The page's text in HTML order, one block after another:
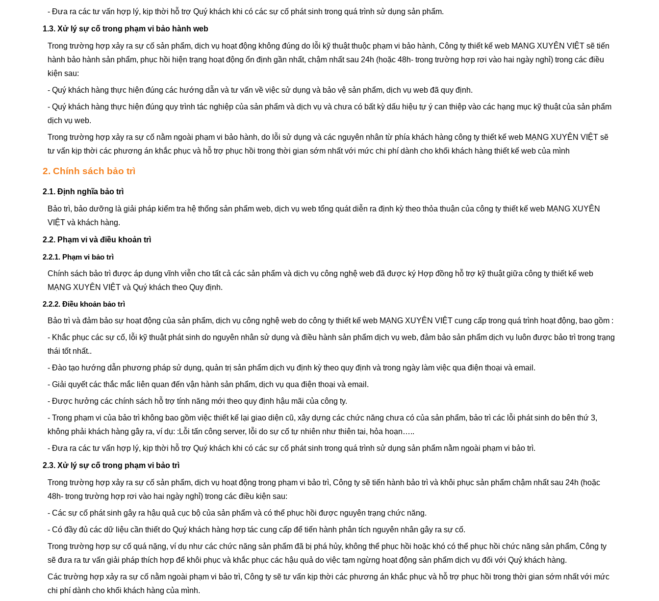
- Đưa ra các tư vấn hợp lý, kịp thời hỗ trợ Quý khách khi có các sự cố phát sinh trong quá trình sử dụng sản phẩm.
1.3. Xử lý sự cố trong phạm vi bảo hành web
Trong trường hợp xảy ra sự cố sản phẩm, dịch vụ hoạt động không đúng do lỗi kỹ thuật thuộc phạm vi bảo hành, Công ty thiết kế web MẠNG XUYÊN VIỆT sẽ tiến
hành bảo hành sản phẩm, phục hồi hiện trạng hoạt động ổn định gần nhất, chậm nhất sau 24h (hoặc 48h- trong trường hợp rơi vào hai ngày nghỉ) trong các điều
kiện sau:
- Quý khách hàng thực hiện đúng các hướng dẫn và tư vấn về việc sử dụng và bảo vệ sản phẩm, dịch vụ web đã quy định.
- Quý khách hàng thực hiện đúng quy trình tác nghiệp của sản phẩm và dịch vụ và chưa có bất kỳ dấu hiệu tự ý can thiệp vào các hạng mục kỹ thuật của sản phẩm
dịch vụ web.
Trong trường hợp xảy ra sự cố nằm ngoài phạm vi bảo hành, do lỗi sử dụng và các nguyên nhân từ phía khách hàng công ty thiết kế web MẠNG XUYÊN VIỆT sẽ
tư vấn kịp thời các phương án khắc phục và hỗ trợ phục hồi trong thời gian sớm nhất với mức chi phí dành cho khối khách hàng thiết kế web của mình
2. Chính sách bảo trì
2.1. Định nghĩa bảo trì
Bảo trì, bảo dưỡng là giải pháp kiểm tra hệ thống sản phẩm web, dịch vụ web tổng quát diễn ra định kỳ theo thỏa thuận của công ty thiết kế web MẠNG XUYÊN
VIỆT và khách hàng.
2.2. Phạm vi và điều khoản trì
2.2.1. Phạm vi bảo trì
Chính sách bảo trì được áp dụng vĩnh viễn cho tất cả các sản phẩm và dịch vụ công nghệ web đã được ký Hợp đồng hỗ trợ kỹ thuật giữa công ty thiết kế web
MẠNG XUYÊN VIỆT và Quý khách theo Quy định.
2.2.2. Điều khoản bảo trì
Bảo trì và đảm bảo sự hoạt động của sản phẩm, dịch vụ công nghệ web do công ty thiết kế web MẠNG XUYÊN VIỆT cung cấp trong quá trình hoạt động, bao gồm :
- Khắc phục các sự cố, lỗi kỹ thuật phát sinh do nguyên nhân sử dụng và điều hành sản phẩm dịch vụ web, đảm bảo sản phẩm dịch vụ luôn được bảo trì trong trạng
thái tốt nhất..
- Đào tạo hướng dẫn phương pháp sử dụng, quản trị sản phẩm dịch vụ định kỳ theo quy định và trong ngày làm việc qua điện thoại và email.
- Giải quyết các thắc mắc liên quan đến vận hành sản phẩm, dịch vụ qua điện thoại và email.
- Được hưởng các chính sách hỗ trợ tính năng mới theo quy định hậu mãi của công ty.
- Trong phạm vi của bảo trì không bao gồm việc thiết kế lại giao diện cũ, xây dựng các chức năng chưa có của sản phẩm, bảo trì các lỗi phát sinh do bên thứ 3,
không phải khách hàng gây ra, ví dụ: :Lỗi tấn công server, lỗi do sự cố tự nhiên như thiên tai, hỏa hoạn…..
- Đưa ra các tư vấn hợp lý, kịp thời hỗ trợ Quý khách khi có các sự cố phát sinh trong quá trình sử dụng sản phẩm nằm ngoài phạm vi bảo trì.
2.3. Xử lý sự cố trong phạm vi bảo trì
Trong trường hợp xảy ra sự cố sản phẩm, dịch vụ hoạt động trong phạm vi bảo trì, Công ty sẽ tiến hành bảo trì và khôi phục sản phẩm chậm nhất sau 24h (hoặc
48h- trong trường hợp rơi vào hai ngày nghỉ) trong các điều kiện sau:
- Các sự cố phát sinh gây ra hậu quả cục bộ của sản phẩm và có thể phục hồi được nguyên trạng chức năng.
- Có đầy đủ các dữ liệu cần thiết do Quý khách hàng hợp tác cung cấp để tiến hành phân tích nguyên nhân gây ra sự cố.
Trong trường hợp sự cố quá nặng, ví dụ như các chức năng sản phẩm đã bị phá hủy, không thể phục hồi hoặc khó có thể phục hồi chức năng sản phẩm, Công ty
sẽ đưa ra tư vấn giải pháp thích hợp để khôi phục và khắc phục các hậu quả do việc tạm ngừng hoạt động sản phẩm dịch vụ đối với Quý khách hàng.
Các trường hợp xảy ra sự cố nằm ngoài phạm vi bảo trì, Công ty sẽ tư vấn kịp thời các phương án khắc phục và hỗ trợ phục hồi trong thời gian sớm nhất với mức
chi phí dành cho khối khách hàng của mình.